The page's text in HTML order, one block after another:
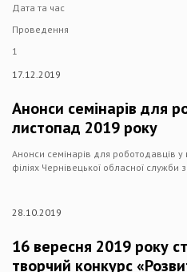
Дата та час
Проведення
1
17.12.2019
Анонси семінарів для
листопад 2019 року
Анонси семінарів для роботодавців у
філіях Чернівецької обласної служби
28.10.2019
16 вересня 2019 року
творчий конкурс